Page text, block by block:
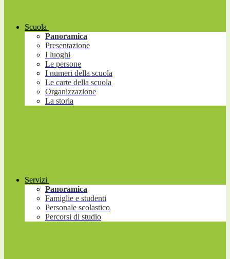
Scuola
Panoramica
Presentazione
I luoghi
Le persone
I numeri della scuola
Le carte della scuola
Organizzazione
La storia
Servizi
Panoramica
Famiglie e studenti
Personale scolastico
Percorsi di studio